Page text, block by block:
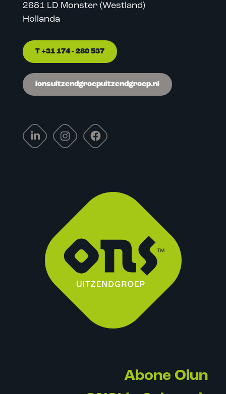
2681 LD Monster (Westland)
Hollanda
T +31 174 - 280 537
ionsuitzendgroepuitzendgroep.nl
Abone Olun